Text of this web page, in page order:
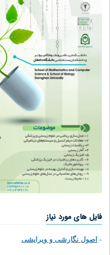
نیاز
و ویرایشی